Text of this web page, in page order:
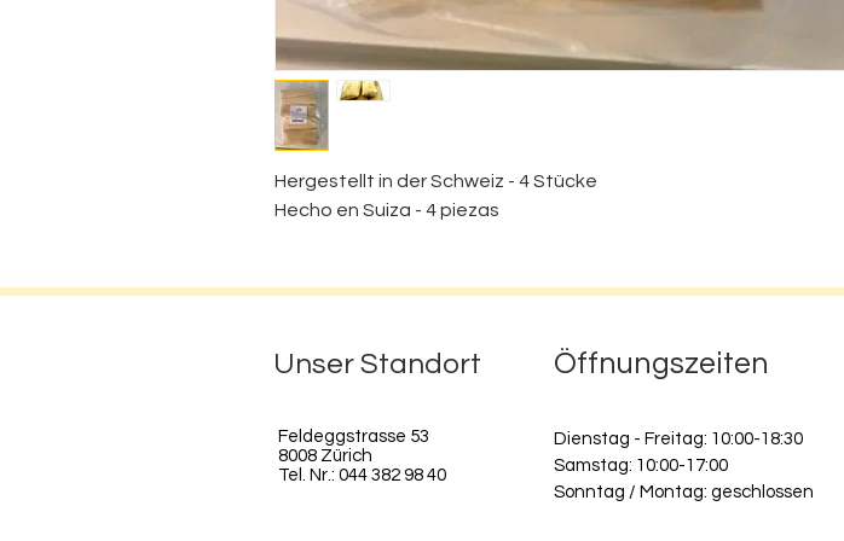
Hergestellt in der Schweiz - 4 Stücke
Hecho en Suiza - 4 piezas
Unser Standort Öffnungszeiten
Feldeggstrasse 53
8008 Zürich
Tel. Nr.: 044 382 98 40
Dienstag - Freitag: 10:00-18:30
Samstag: 10:00-17:00
Sonntag / Montag: geschlossen